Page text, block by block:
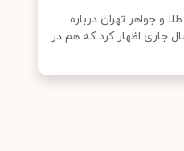
و جواهر تهران درباره
جاری اظهار کرد که هم در